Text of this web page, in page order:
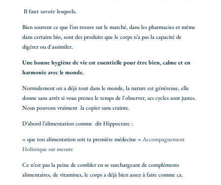
Il faut savoir lesquels.
Bien souvent ce que l’on trouve sur le marché, dans les pharmacies et même
dans certains bio, sont des produits que le corps n’a pas la capacité de
digérer ou d'assimiler.
Une bonne hygiène de vie est essentielle pour être bien, calme et en
harmonie avec le monde.
Normalement on a déjà tout dans le monde, la nature est généreuse, elle
donne sans arrêt si vous prenez le temps de l'observer, ses cycles sont justes.
Nous pouvons vraiment la copier sans crainte.
D’abord l’alimentation comme dit Hippocrate :
« que ton alimentation soit ta première médecine »Accompagnement
Holistique sur mesure
Ce n’est pas la peine de combler en se surchargeant de compléments
alimentaires, de vitamines, le corps a déjà bien assez à faire comme ca.